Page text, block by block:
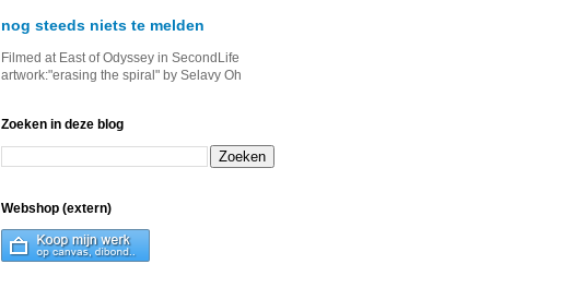
nog steeds niets te melden
Filmed at East of Odyssey in SecondLife
artwork:"erasing the spiral" by Selavy Oh
Zoeken in deze blog
Webshop (extern)